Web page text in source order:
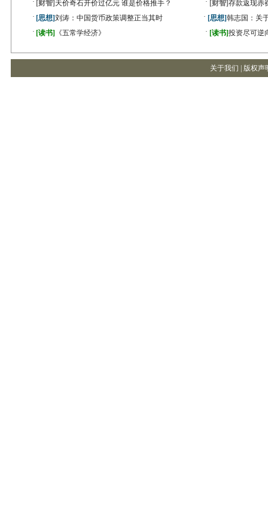
· [财智] 天价奇石开价过亿元 谁是价格推手？ · [财智]存款返现赤
· [思想]刘涛：中国货币政策调整正当其时 · [思想]韩志国：关
· [读书] 《五常学经济》 · [读书]投资尽可逆